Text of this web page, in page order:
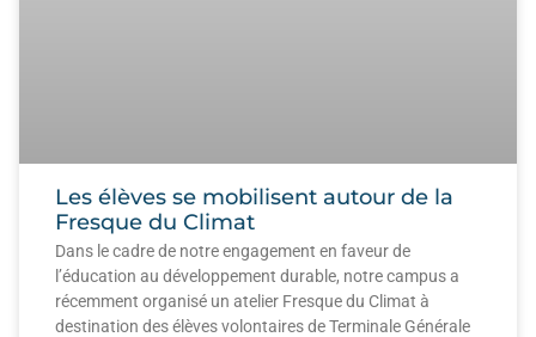
Les élèves se mobilisent autour de la
Fresque du Climat
Dans le cadre de notre engagement en faveur de
l’éducation au développement durable, notre campus a
récemment organisé un atelier Fresque du Climat à
destination des élèves volontaires de Terminale Générale